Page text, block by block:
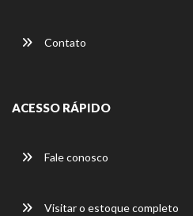
Contato
ACESSO RÁPIDO
Fale conosco
Visitar o estoque completo